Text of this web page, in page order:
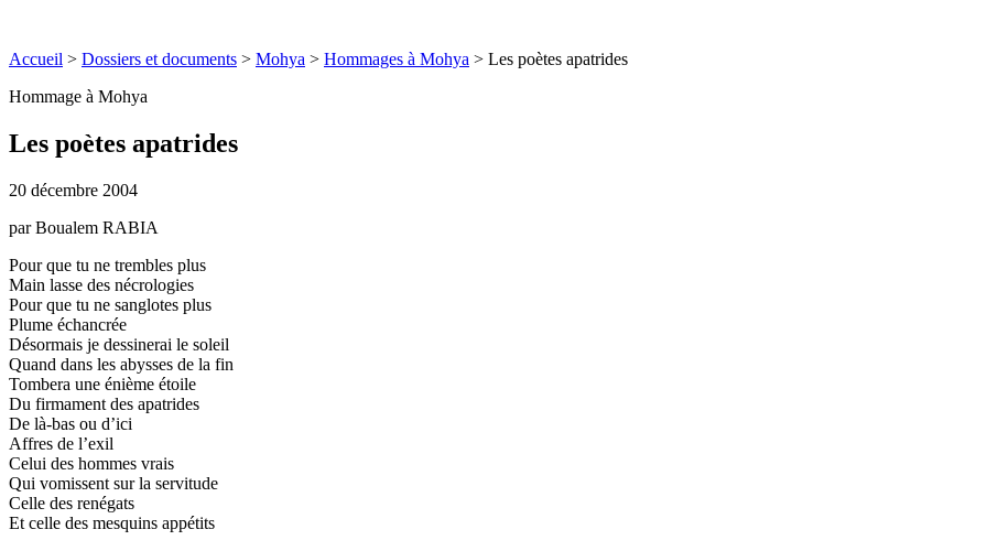
Accueil > Dossiers et documents > Mohya > Hommages à Mohya > Les poètes apatrides
Hommage à Mohya
Les poètes apatrides
20 décembre 2004
par Boualem RABIA
Pour que tu ne trembles plus
Main lasse des nécrologies
Pour que tu ne sanglotes plus
Plume échancrée
Désormais je dessinerai le soleil
Quand dans les abysses de la fin
Tombera une énième étoile
Du firmament des apatrides
De là-bas ou d’ici
Affres de l’exil
Celui des hommes vrais
Qui vomissent sur la servitude
Celle des renégats
Et celle des mesquins appétits